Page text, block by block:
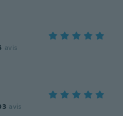
avis
avis